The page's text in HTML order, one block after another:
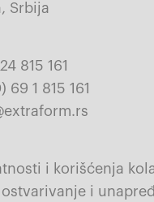
Srbija
815 161
69 1 815 161
i korišćenja
ostvarivanje i